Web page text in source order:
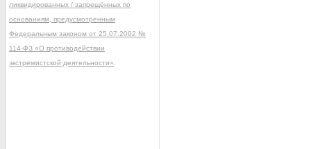
ликвидированных / запрещённых по
основаниям, предусмотренным
Федеральным законом от 25.07.2002 №
114-ФЗ «О противодействии
экстремистской деятельности»